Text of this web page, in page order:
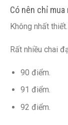
Có nên chỉ
Không nhất thiết.
Rất nhiều chai
90 điểm.
91 điểm.
92 điểm.